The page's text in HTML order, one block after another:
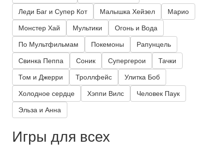
Леди Баг и Супер Кот Малышка Хейзел Марио
Монстер Хай Мультики Огонь и Вода
По Мультфильмам Покемоны Рапунцель
Свинка Пеппа Соник Супергерои Тачки
Том и Джерри Троллфейс Улитка Боб
Холодное сердце Хэппи Вилс Человек Паук
Эльза и Анна
Игры для всех